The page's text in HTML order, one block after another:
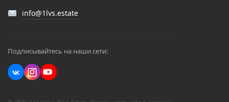
info@1lvs.estate
Подписывайтесь на наши сети: